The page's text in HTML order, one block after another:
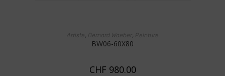
AJOUTER AU PANIER
Artiste, Bernard Waeber , Peinture
BW06-60X80
CHF 980.00